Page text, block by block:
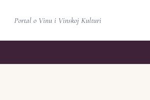
Portal o Vinu i Vinskoj Kulturi